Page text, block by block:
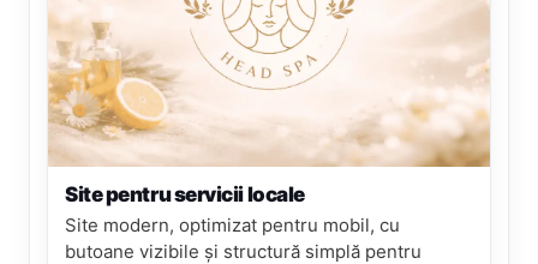
Site pentru servicii locale
Site modern, optimizat pentru mobil, cu
butoane vizibile și structură simplă pentru